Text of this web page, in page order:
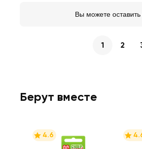
Вы можете оставить
1 2
Берут вместе
4.6